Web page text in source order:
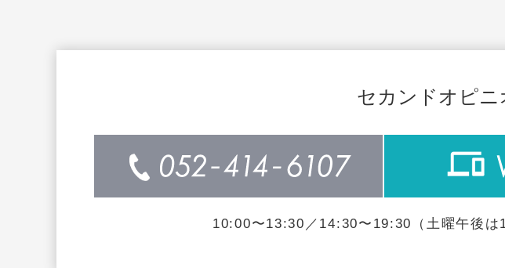
セカンドオピニ
10:00〜13:30／14:30〜19:30 （土曜午後